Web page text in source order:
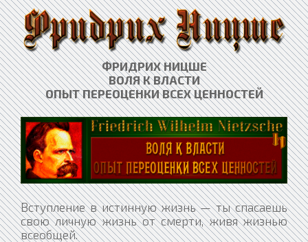
ФРИДРИХ НИЦШЕ
ВОЛЯ К ВЛАСТИ
ОПЫТ ПЕРЕОЦЕНКИ ВСЕХ ЦЕННОСТЕЙ​
Вступление в истинную жизнь — ты спасаешь
свою личную жизнь от смерти, живя жизнью
всеобщей.